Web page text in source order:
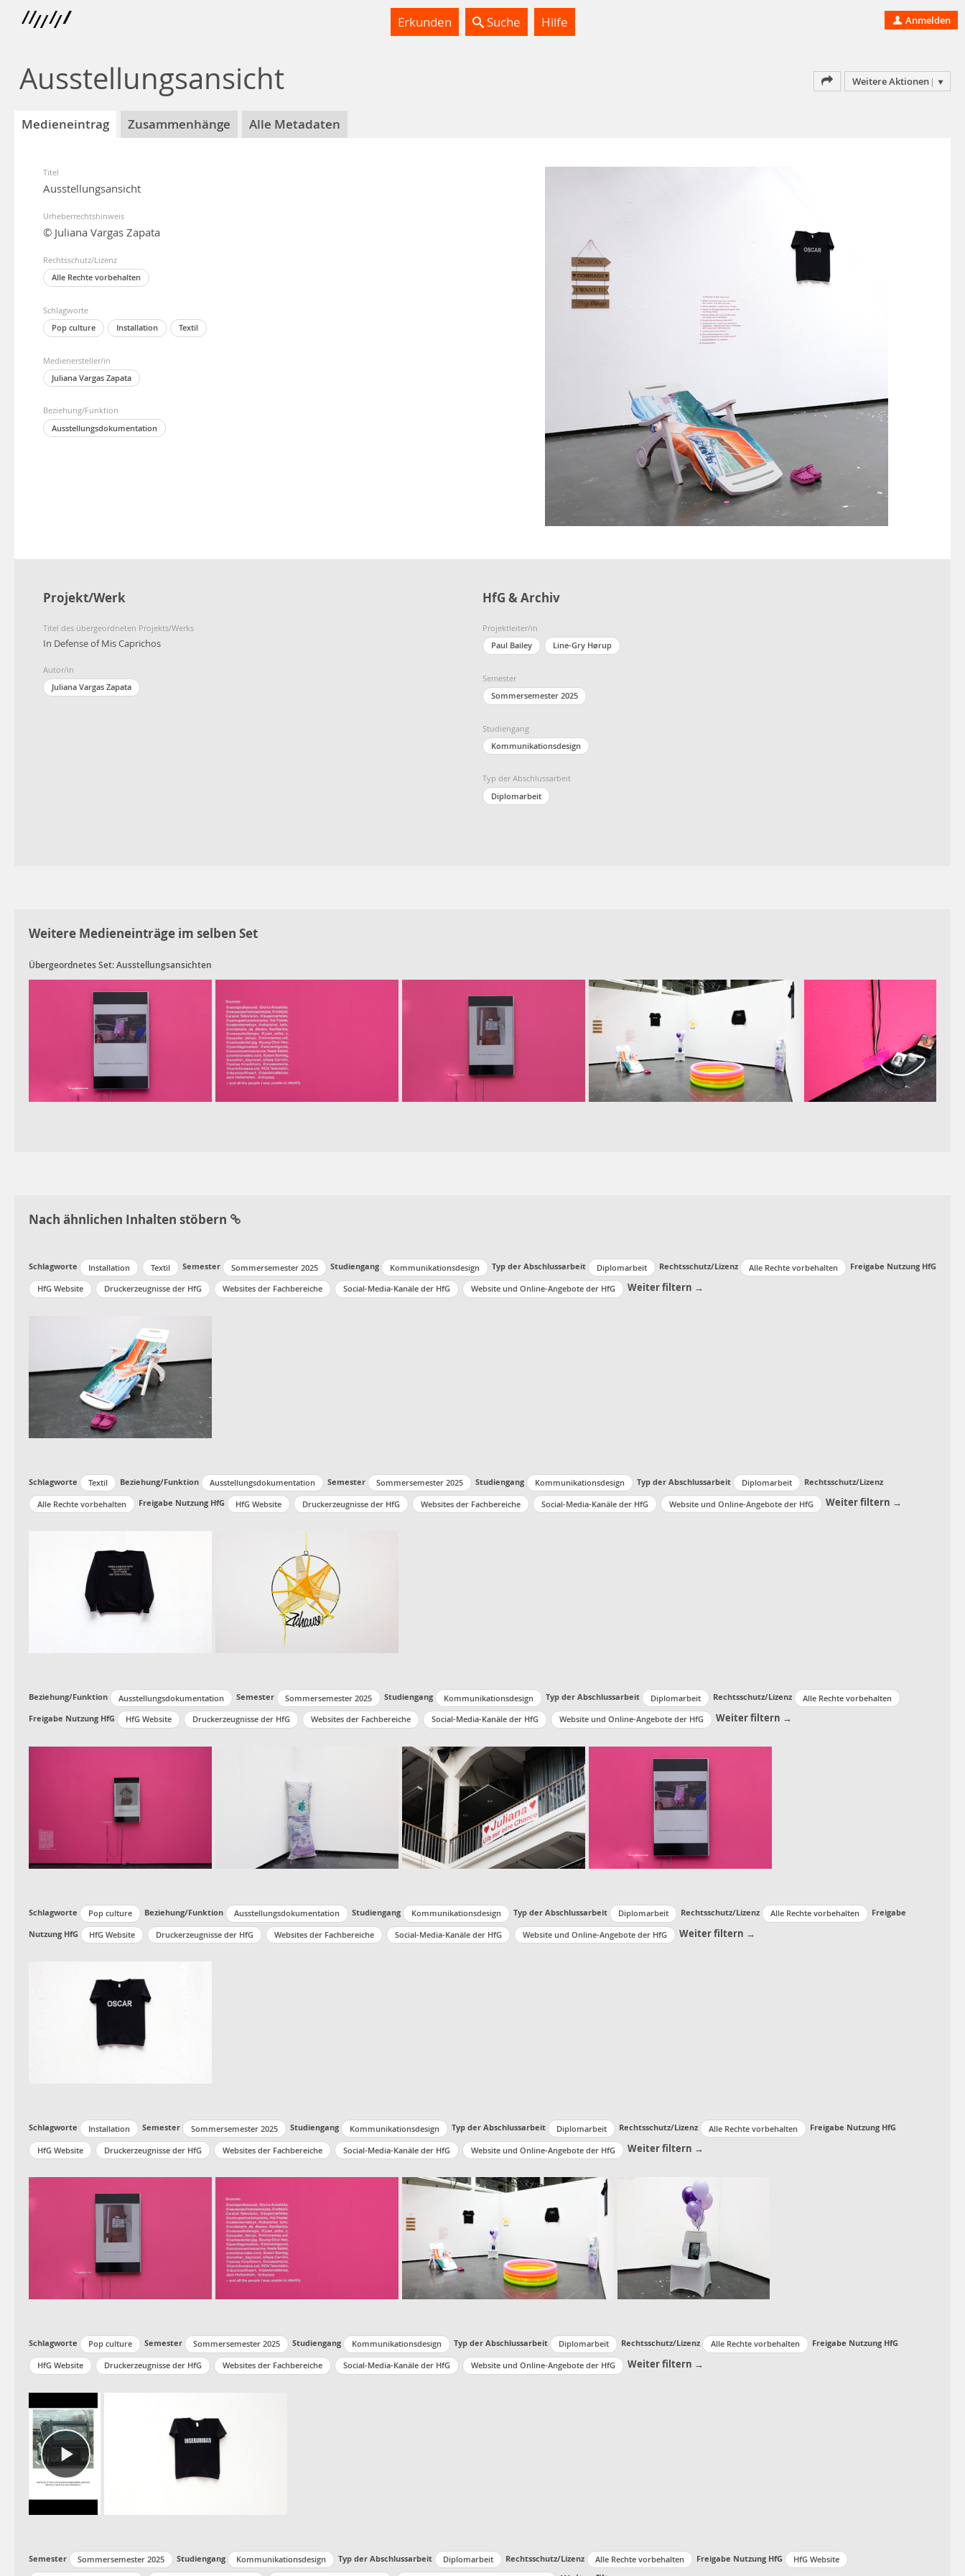
Erkunden Suche Hilfe Anmelden
Ausstellungsansicht Weitere Aktionen
Medieneintrag Zusammenhänge Alle Metadaten
Titel
Ausstellungsansicht
Urheberrechtshinweis
© Juliana Vargas Zapata
Rechtsschutz/Lizenz
Alle Rechte vorbehalten
Schlagworte
Pop culture
Installation Textil
Medienersteller/in
Juliana Vargas Zapata
Beziehung/Funktion
Ausstellungsdokumentation
Projekt/Werk
Titel des übergeordneten Projekts/Werks
In Defense of Mis Caprichos
Autor/in
Juliana Vargas Zapata
HfG & Archiv
Projektleiter/in
Paul Bailey
Line-Gry Hørup
Semester
Sommersemester 2025
Studiengang
Kommunikationsdesign
Typ der Abschlussarbeit
Diplomarbeit
Weitere Medieneinträge im selben Set
Übergeordnetes Set:Ausstellungsansichten
Nach ähnlichen Inhalten stöbern
Schlagworte Installation Textil Semester Sommersemester 2025 Studiengang Kommunikationsdesign Typ der Abschlussarbeit Diplomarbeit Rechtsschutz/Lizenz Alle Rechte vorbehalten Freigabe Nutzung HfG
HfG Website Druckerzeugnisse der HfG Websites der Fachbereiche Social-Media-Kanäle der HfG Website und Online-Angebote der HfG Weiter filtern →
Schlagworte Textil Beziehung/Funktion Ausstellungsdokumentation Semester Sommersemester 2025 Studiengang Kommunikationsdesign Typ der Abschlussarbeit Diplomarbeit Rechtsschutz/Lizenz
Alle Rechte vorbehalten Freigabe Nutzung HfG HfG Website Druckerzeugnisse der HfG Websites der Fachbereiche Social-Media-Kanäle der HfG Website und Online-Angebote der HfG Weiter filtern →
Beziehung/Funktion Ausstellungsdokumentation Semester Sommersemester 2025 Studiengang Kommunikationsdesign Typ der Abschlussarbeit Diplomarbeit Rechtsschutz/Lizenz
Alle Rechte vorbehalten
Freigabe Nutzung HfG
HfG Website Druckerzeugnisse der HfG Websites der Fachbereiche Social-Media-Kanäle der HfG Website und Online-Angebote der HfG Weiter filtern →
Schlagworte Pop culture Beziehung/Funktion Ausstellungsdokumentation Studiengang Kommunikationsdesign Typ der Abschlussarbeit Diplomarbeit Rechtsschutz/Lizenz Alle Rechte vorbehalten
Freigabe
Nutzung HfG
HfG Website Druckerzeugnisse der HfG Websites der Fachbereiche Social-Media-Kanäle der HfG Website und Online-Angebote der HfG Weiter filtern →
Schlagworte Installation Semester Sommersemester 2025 Studiengang Kommunikationsdesign Typ der Abschlussarbeit Diplomarbeit Rechtsschutz/Lizenz Alle Rechte vorbehalten Freigabe Nutzung HfG
HfG Website Druckerzeugnisse der HfG Websites der Fachbereiche Social-Media-Kanäle der HfG Website und Online-Angebote der HfG Weiter filtern →
Schlagworte Pop culture Semester Sommersemester 2025 Studiengang Kommunikationsdesign Typ der Abschlussarbeit Diplomarbeit Rechtsschutz/Lizenz Alle Rechte vorbehalten Freigabe Nutzung HfG
HfG Website Druckerzeugnisse der HfG Websites der Fachbereiche Social-Media-Kanäle der HfG Website und Online-Angebote der HfG Weiter filtern →
Semester Sommersemester 2025 Studiengang Kommunikationsdesign Typ der Abschlussarbeit Diplomarbeit Rechtsschutz/Lizenz Alle Rechte vorbehalten Freigabe Nutzung HfG
HfG Website